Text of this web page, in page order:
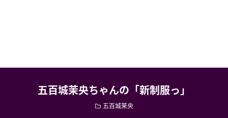
五百城茉央ちゃんの「新制服っ」
五百城茉央